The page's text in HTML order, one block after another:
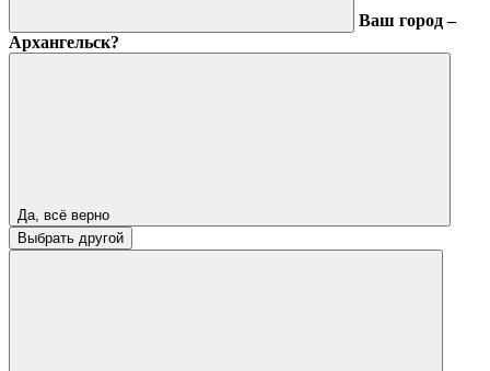
Ваш город –
Архангельск?
Да, всё верно
Выбрать другой